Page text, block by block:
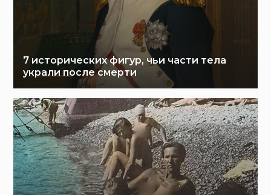
7 исторических фигур, чьи части тела
украли после смерти